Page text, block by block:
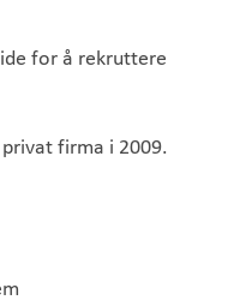
for å rekruttere
firma i 2009.